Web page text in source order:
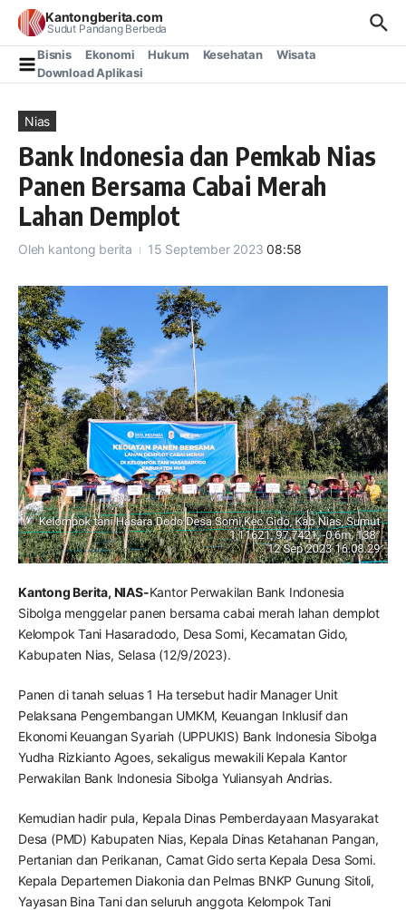
Lewati ke konten
Kantongberita.com
Sudut Pandang Berbeda
Bisnis Ekonomi Hukum Kesehatan
Wisata
Download Aplikasi
Nias
Bank Indonesia dan Pemkab Nias
Panen Bersama Cabai Merah
Lahan Demplot
Oleh kantong berita 15 September 202308:58
Kantong Berita, NIAS-Kantor Perwakilan Bank Indonesia
Sibolga menggelar panen bersama cabai merah lahan demplot
Kelompok Tani Hasaradodo, Desa Somi, Kecamatan Gido,
Kabupaten Nias, Selasa (12/9/2023).
Panen di tanah seluas 1 Ha tersebut hadir Manager Unit
Pelaksana Pengembangan UMKM, Keuangan Inklusif dan
Ekonomi Keuangan Syariah (UPPUKIS) Bank Indonesia Sibolga
Yudha Rizkianto Agoes, sekaligus mewakili Kepala Kantor
Perwakilan Bank Indonesia Sibolga Yuliansyah Andrias.
Kemudian hadir pula, Kepala Dinas Pemberdayaan Masyarakat
Desa (PMD) Kabupaten Nias, Kepala Dinas Ketahanan Pangan,
Pertanian dan Perikanan, Camat Gido serta Kepala Desa Somi.
Kepala Departemen Diakonia dan Pelmas BNKP Gunung Sitoli,
Yayasan Bina Tani dan seluruh anggota Kelompok Tani